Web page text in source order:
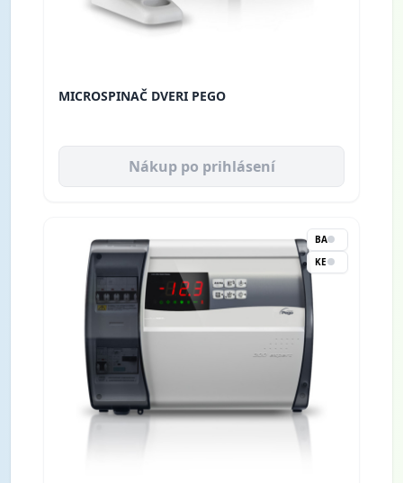
MICROSPINAČ DVERI PEGO
Nákup po prihlásení
BA
KE